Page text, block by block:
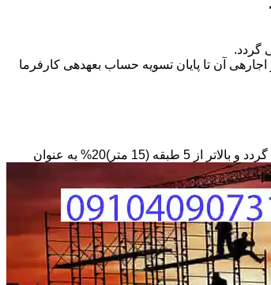
گردد.
آن تا پایان تسویه حساب بعهده­ی کارفرما
مبنای محاسبه داربستی که بصورت حفاظ در ارتفاع نصب می­گردد بصورت طول کار در عرض در حداقل ارتفاع 6 متر بر مبنای ریالی بند 2 محاسبه می گردد و بالاتر از 5 طبقه (15 متر)20% به عنوان